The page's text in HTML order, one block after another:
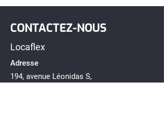
CONTACTEZ-NOUS
Locaflex
Adresse
194, avenue Léonidas S,